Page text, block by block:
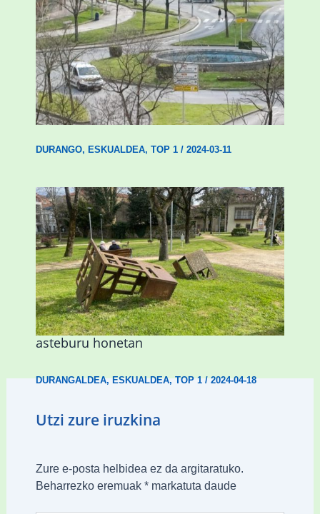
Durangok hilabete honetan amaituko
ditu Euskadi iturria berritzeko lanak
DURANGO, ESKUALDEA, TOP 1/ 2024-03-11
Gerediagak Durangoko aire zabaleko
eskulturak ezagutzera emango ditu
asteburu honetan
DURANGALDEA,ESKUALDEA,TOP 1/2024-04-18
Utzi zure iruzkina
Zure e-posta helbidea ez da argitaratuko.
Beharrezko eremuak *markatuta daude